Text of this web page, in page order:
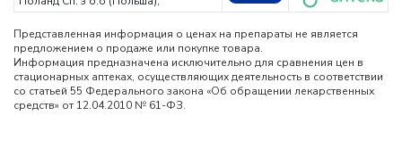
Представленная информация о ценах на препараты не является
предложением о продаже или покупке товара.
Информация предназначена исключительно для сравнения цен в
стационарных аптеках, осуществляющих деятельность в соответствии
со статьей 55 Федерального закона «Об обращении лекарственных
средств» от 12.04.2010 № 61-ФЗ.